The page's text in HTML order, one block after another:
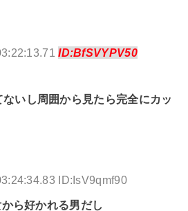
ID:BfSVYPV50
いし周囲から見たら完全にカッ
ID:IsV9qmf90
ら好かれる男だし